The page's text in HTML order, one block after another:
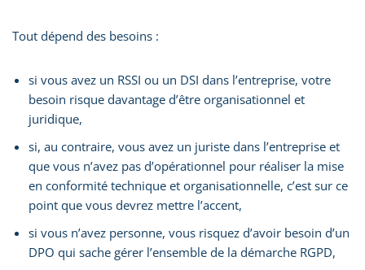
Tout dépend des besoins :
si vous avez un RSSI ou un DSI dans l’entreprise, votre
besoin risque davantage d’être organisationnel et
juridique,
si, au contraire, vous avez un juriste dans l’entreprise et
que vous n’avez pas d’opérationnel pour réaliser la mise
en conformité technique et organisationnelle, c’est sur ce
point que vous devrez mettre l’accent,
si vous n’avez personne, vous risquez d’avoir besoin d’un
DPO qui sache gérer l’ensemble de la démarche RGPD,